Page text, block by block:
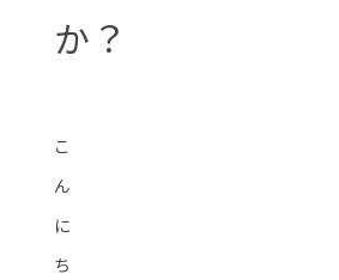
か？
こ
ん
に
ち